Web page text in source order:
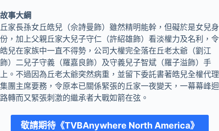
故事大綱
丘家長孫女丘皓兒（佘詩曼飾）雖然精明能幹，但礙於是女兒身
份，加上父親丘家大兒子守仁（許紹雄飾）看淡權力及名利，令
皓兒在家族中一直不得勢，公司大權完全落在丘老太爺（劉江
飾）二兒子守義（羅嘉良飾）及守義兒子智斌（羅子溢飾）手
上。不過因為丘老太爺突然病重，並留下委託書著皓兒全權代理
集團主席要務，令原本已關係緊張的丘家一夜變天，一幕幕峰迴
路轉而又緊張刺激的繼承者大戰如箭在弦。
敬請期待《TVBAnywhere North America》